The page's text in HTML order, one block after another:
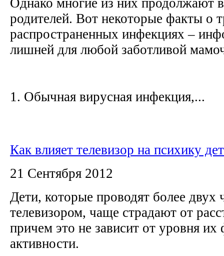
родителей. Вот некоторые факты о
распространенных инфекциях –
лишней для любой заботливой
1. Обычная вирусная инфекция,...
Как влияет телевизор на психику
21 Сентября 2012
Дети, которые проводят более двух
телевизором, чаще страдают от
причем это не зависит от уровня их
активности.